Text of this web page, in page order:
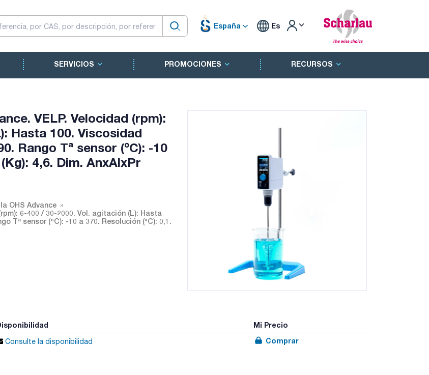
España Es
SERVICIOS PROMOCIONES RECURSOS
VELP. Velocidad (rpm):
Hasta 100. Viscosidad
Rango Tª sensor (ºC): -10
4,6. Dim. AnxAlxPr
OHS Advance
6-400 / 30-2000. Vol. agitación (L): Hasta
Tª sensor (ºC): -10 a 370. Resolución (°C): 0,1.
Mi Precio
Consulte la disponibilidad Comprar